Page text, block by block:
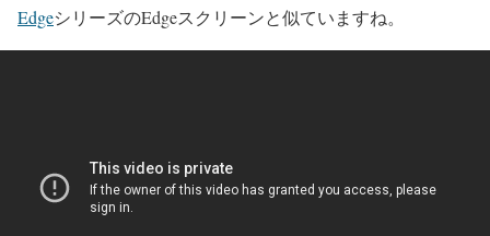
EdgeシリーズのEdgeスクリーンと似ていますね。